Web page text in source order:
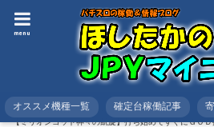
menu
オススメ機種一覧 確定台稼働記事
HOME スロット
稼働記事
【ミリオンゴッド神々の凱旋】打ち始めてすぐにＧＯ